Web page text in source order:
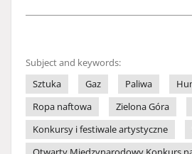
Subject and keywords:
Sztuka
Gaz Paliwa
Ropa naftowa
Zielona Góra
Konkursy i festiwale artystyczne